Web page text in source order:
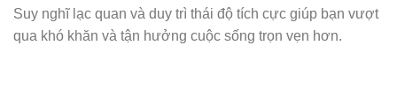
Suy nghĩ lạc quan và duy trì thái độ tích cực giúp bạn vượt
qua khó khăn và tận hưởng cuộc sống trọn vẹn hơn.